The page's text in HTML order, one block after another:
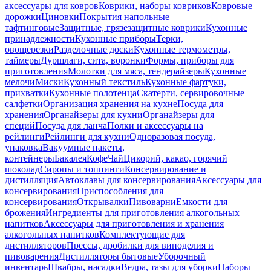
аксессуары для ковровКоврики, наборы ковриковКовровые
дорожкиЦиновкиПокрытия напольные
тафтинговыеЗащитные, грязезащитные коврикиКухонные
принадлежностиКухонные приборыТерки,
овощерезкиРазделочные доскиКухонные термометры,
таймерыДуршлаги, сита, воронкиФормы, приборы для
приготовленияМолотки для мяса, тендерайзерыКухонные
мелочиМискиКухонный текстильКухонные фартуки,
прихваткиКухонные полотенцаСкатерти, сервировочные
салфеткиОрганизация хранения на кухнеПосуда для
храненияОрганайзеры для кухниОрганайзеры для
специйПосуда для ланчаПолки и аксессуары на
рейлингиРейлинги для кухниОдноразовая посуда,
упаковкаВакуумные пакеты,
контейнерыБакалеяКофеЧайЦикорий, какао, горячий
шоколадСиропы и топпингиКонсервирование и
дистилляцияАвтоклавы для консервированияАксессуары для
консервированияПриспособления для
консервированияОткрывалкиПивоварниЕмкости для
броженияИнгредиенты для приготовления алкогольных
напитковАксессуары для приготовления и хранения
алкогольных напитковКомплектующие для
дистилляторовПрессы, дробилки для виноделия и
пивоваренияДистилляторы бытовыеУборочный
инвентарьШвабры, насадкиВедра, тазы для уборкиНаборы